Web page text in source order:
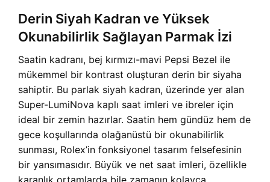
Derin Siyah Kadran ve Yüksek
Okunabilirlik Sağlayan Parmak İzi
Saatin kadranı, bej kırmızı-mavi Pepsi Bezel ile
mükemmel bir kontrast oluşturan derin bir siyaha
sahiptir. Bu parlak siyah kadran, üzerinde yer alan
Super-LumiNova kaplı saat imleri ve ibreler için
ideal bir zemin hazırlar. Saatin hem gündüz hem de
gece koşullarında olağanüstü bir okunabilirlik
sunması, Rolex’in fonksiyonel tasarım felsefesinin
bir yansımasıdır. Büyük ve net saat imleri, özellikle
karanlık ortamlarda bile zamanın kolayca